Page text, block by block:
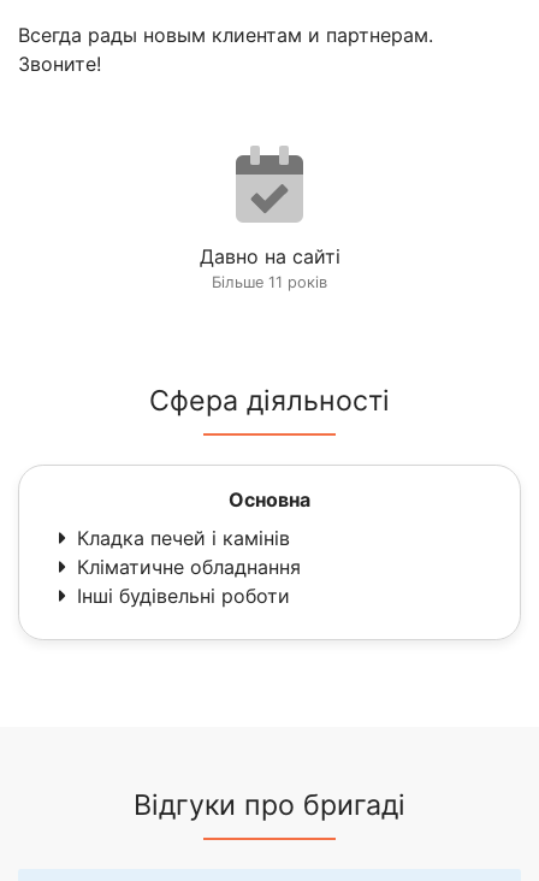
Всегда рады новым клиентам и партнерам.
Звоните!
Давно на сайті
Більше 11 років
Сфера діяльності
Основна
Кладка печей і камінів
Кліматичне обладнання
Інші будівельні роботи
Відгуки про бригаді